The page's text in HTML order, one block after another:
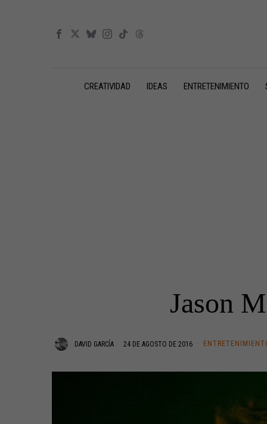
CREATIVIDAD IDEAS ENTRETENIMIENTO
Jason
DAVID GARCÍA 24 DE AGOSTO DE 2016